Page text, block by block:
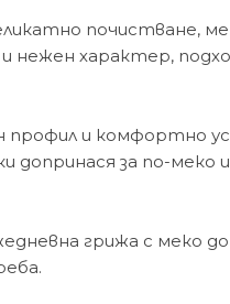
почистване,
нежен характер,
и комфортно
допринася за по-меко
грижа с меко